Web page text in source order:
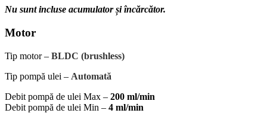
Nu sunt incluse acumulator și încărcător.
Motor
Tip motor – BLDC (brushless)
Tip pompă ulei – Automată
Debit pompă de ulei Max – 200 ml/min
Debit pompă de ulei Min – 4 ml/min